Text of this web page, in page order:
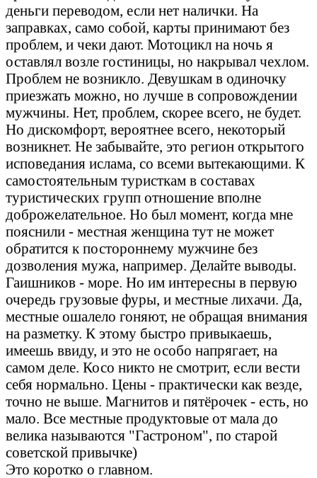
деньги переводом, если нет налички. На
заправках, само собой, карты принимают без
проблем, и чеки дают. Мотоцикл на ночь я
оставлял возле гостиницы, но накрывал чехлом.
Проблем не возникло. Девушкам в одиночку
приезжать можно, но лучше в сопровождении
мужчины. Нет, проблем, скорее всего, не будет.
Но дискомфорт, вероятнее всего, некоторый
возникнет. Не забывайте, это регион открытого
исповедания ислама, со всеми вытекающими. К
самостоятельным туристкам в составах
туристических групп отношение вполне
доброжелательное. Но был момент, когда мне
пояснили - местная женщина тут не может
обратится к постороннему мужчине без
дозволения мужа, например. Делайте выводы.
Гаишников - море. Но им интересны в первую
очередь грузовые фуры, и местные лихачи. Да,
местные ошалело гоняют, не обращая внимания
на разметку. К этому быстро привыкаешь,
имеешь ввиду, и это не особо напрягает, на
самом деле. Косо никто не смотрит, если вести
себя нормально. Цены - практически как везде,
точно не выше. Магнитов и пятёрочек - есть, но
мало. Все местные продуктовые от мала до
велика называются "Гастроном", по старой
советской привычке)
Это коротко о главном.